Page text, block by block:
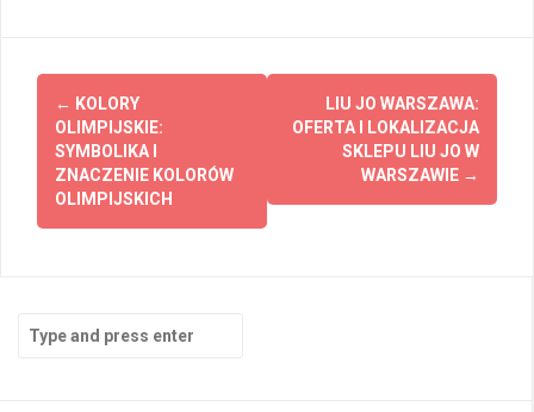
Post
navigation
← KOLORY
OLIMPIJSKIE:
SYMBOLIKA I
ZNACZENIE KOLORÓW
OLIMPIJSKICH
LIU JO WARSZAWA:
OFERTA I LOKALIZACJA
SKLEPU LIU JO W
WARSZAWIE →
for: